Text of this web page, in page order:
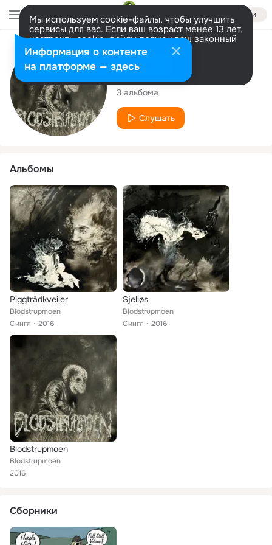
Войти
Мы используем cookie-файлы, чтобы улучшить
сервисы для вас. Если ваш возраст менее 13 лет,
настроить cookie-файлы должен ваш законный
представитель. Больше информации
Разрешить все Настроить
Исполнитель
Blodstrupmoen
3 альбома
Слушать
Альбомы
Piggtrådkveiler
Blodstrupmoen
Сингл
2016
Sjelløs
Blodstrupmoen
Сингл
2016
Blodstrupmoen
Blodstrupmoen
2016
Сборники
Информация о контенте
на платформе — здесь